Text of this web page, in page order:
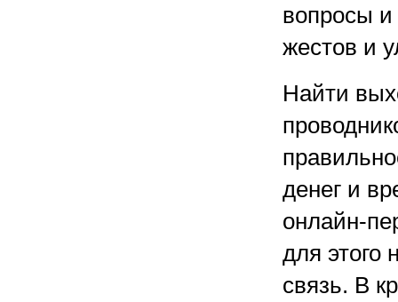
вопросы
жестов и
Найти
денег и
онлайн-
для этого
связь. В